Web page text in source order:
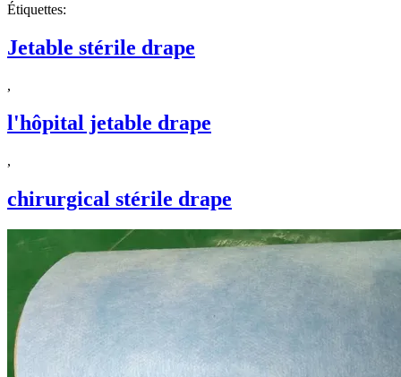
Étiquettes:
Jetable stérile drape
,
l'hôpital jetable drape
,
chirurgical stérile drape